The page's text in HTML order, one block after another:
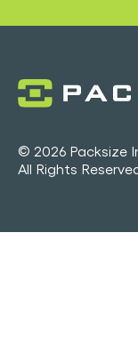
© 2026 Packsize
All Rights